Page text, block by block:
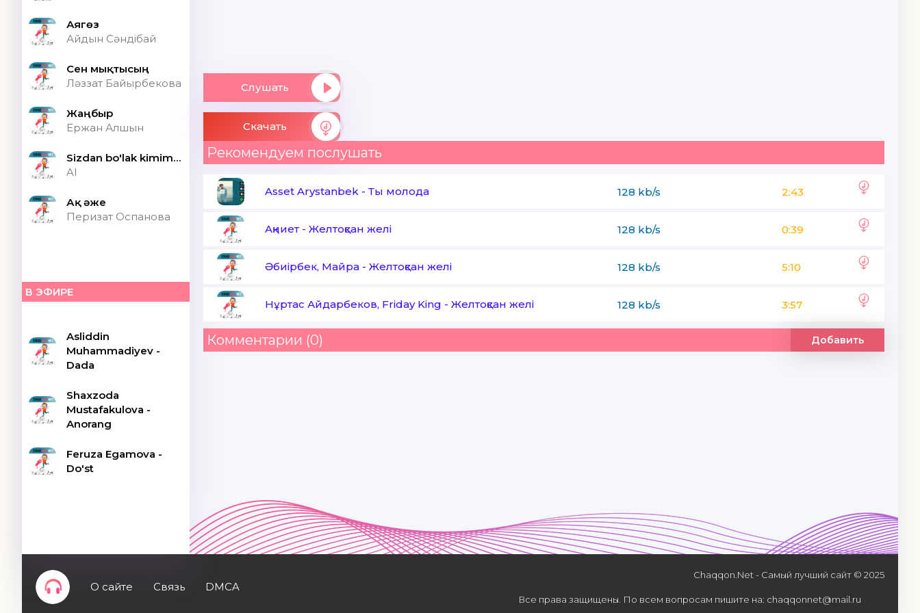
Аягөз
Айдын Сәндібай
Сен мықтысың
Ләззат Байырбекова
Жаңбыр
Ержан Алшын
Sizdan bo'lak kimim bor ONA (Speed up)
AI
Ақ әже
Перизат Оспанова
В ЭФИРЕ
Asliddin
Muhammadiyev -
Dada
Shaxzoda
Mustafakulova -
Anorang
Feruza Egamova -
Do'st
Слушать
Скачать
Рекомендуем послушать
Asset Arystanbek - Ты молода 128 kb/s 2:43
Aқниет - Желтоқсан желі 128 kb/s 0:39
Әбиірбек, Майра - Желтоқсан желі 128 kb/s 5:10
Нұртас Айдарбеков, Friday King - Желтоқсан желі 128 kb/s 3:57
Комментарии (0) Добавить
О сайте Связь DMCA
Chaqqon.Net - Самый лучший сайт © 2025
Все права защищены. По всем вопросам пишите на: chaqqonnet@mail.ru